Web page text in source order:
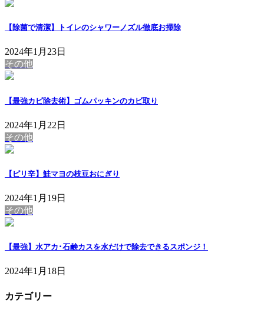
【除菌で清潔】トイレのシャワーノズル徹底お掃除
2024年1月23日
その他
【最強カビ除去術】ゴムパッキンのカビ取り
2024年1月22日
その他
【ピリ辛】鮭マヨの枝豆おにぎり
2024年1月19日
その他
【最強】水アカ･石鹸カスを水だけで除去できるスポンジ！
2024年1月18日
カテゴリー